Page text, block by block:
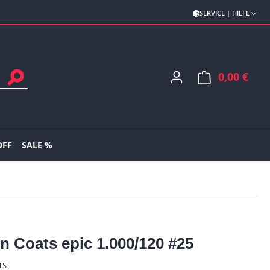
SERVICE | HILFE
0,00 €
SALE %
Coats epic 1.000/120 #25